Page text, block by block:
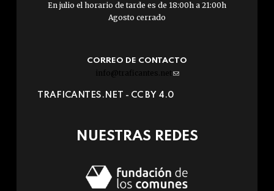
En julio el horario de tarde es de 18:00h a 21:00h
Agosto cerrado
CORREO DE CONTACTO
info@traficantes.net (link
e-
TRAFICANTES.NET - CC BY 4.0
NUESTRAS REDES